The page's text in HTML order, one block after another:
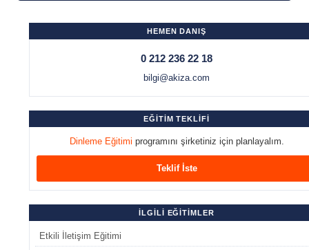
HEMEN DANIŞ
0 212 236 22 18
bilgi@akiza.com
EĞİTİM TEKLİFİ
Dinleme Eğitimi programını şirketiniz için planlayalım.
Teklif İste
İLGİLİ EĞİTİMLER
Etkili İletişim Eğitimi